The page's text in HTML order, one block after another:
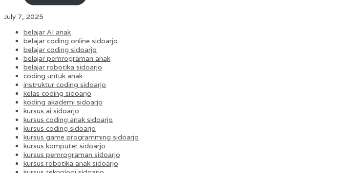
July 7, 2025
belajar AI anak
belajar coding online sidoarjo
belajar coding sidoarjo
belajar pemrograman anak
belajar robotika sidoarjo
coding untuk anak
instruktur coding sidoarjo
kelas coding sidoarjo
koding akademi sidoarjo
kursus ai sidoarjo
kursus coding anak sidoarjo
kursus coding sidoarjo
kursus game programming sidoarjo
kursus komputer sidoarjo
kursus pemrograman sidoarjo
kursus robotika anak sidoarjo